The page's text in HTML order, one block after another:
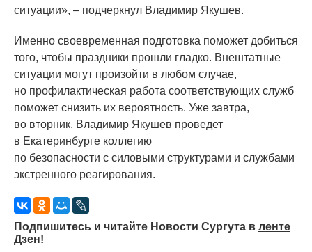
ситуации», – подчеркнул Владимир Якушев.
Именно своевременная подготовка поможет добиться
того, чтобы праздники прошли гладко. Внештатные
ситуации могут произойти в любом случае,
но профилактическая работа соответствующих служб
поможет снизить их вероятность. Уже завтра,
во вторник, Владимир Якушев проведет
в Екатеринбурге коллегию
по безопасности с силовыми структурами и службами
экстренного реагирования.
Подпишитесь и читайте Новости Сургута в ленте
Дзен!